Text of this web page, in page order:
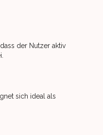
der Nutzer aktiv
sich ideal als